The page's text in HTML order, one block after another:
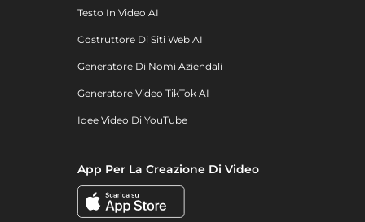
Testo In Video AI
Costruttore Di Siti Web AI
Generatore Di Nomi Aziendali
Generatore Video TikTok AI
Idee Video Di YouTube
App Per La Creazione Di Video